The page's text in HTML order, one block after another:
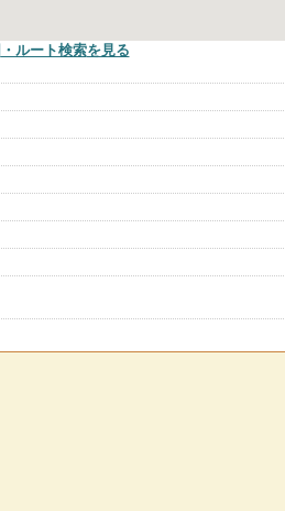
・ルート検索を見る